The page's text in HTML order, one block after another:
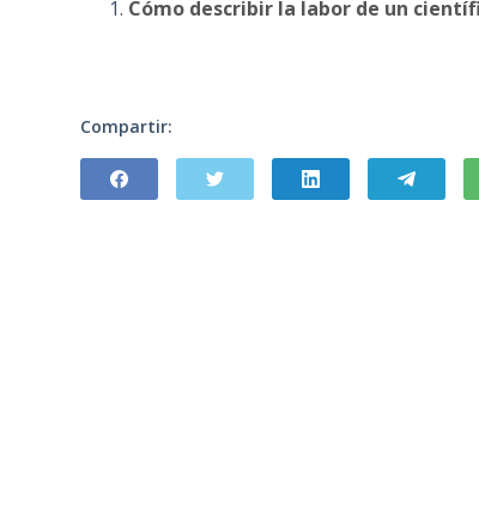
Cómo describir la labor de un
Compartir: